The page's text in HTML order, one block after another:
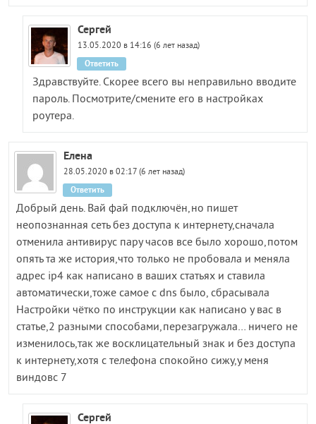
Сергей
13.05.2020 в 14:16 (6 лет назад)
Здравствуйте. Скорее всего вы неправильно вводите
пароль. Посмотрите/смените его в настройках
роутера.
Ответить
Елена
28.05.2020 в 02:17 (6 лет назад)
Добрый день. Вай фай подключён,но пишет
неопознанная сеть без доступа к интернету,сначала
отменила антивирус пару часов все было хорошо,потом
опять та же история,что только не пробовала и меняла
адрес ip4 как написано в ваших статьях и ставила
автоматически,тоже самое с dns было, сбрасывала
Настройки чётко по инструкции как написано у вас в
статье,2 разными способами,перезагружала… ничего не
изменилось,так же восклицательный знак и без доступа
к интернету,хотя с телефона спокойно сижу,у меня
виндовс 7
Ответить
Сергей